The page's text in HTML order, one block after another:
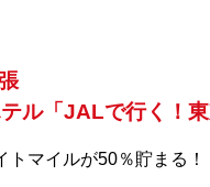
ル「JALで行く！
マイルが50％貯まる！